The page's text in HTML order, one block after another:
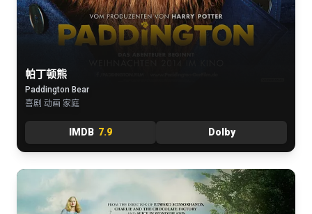
帕丁顿熊
Paddington Bear
喜剧 动画 家庭
IMDB 7.9 Dolby